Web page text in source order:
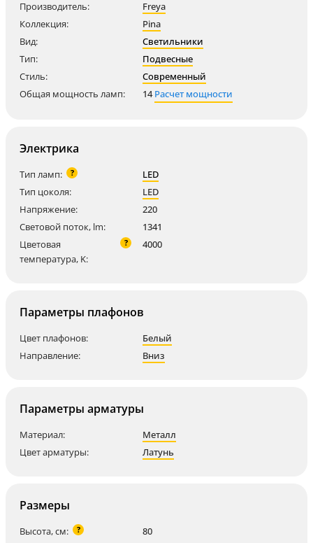
Производитель:
Freya
Коллекция:
Pina
Вид:
Светильники
Тип:
Подвесные
Стиль:
Современный
Общая мощность ламп:
14Расчет мощности
Электрика
Тип ламп: ?
LED
Тип цоколя:
LED
Напряжение:
220
Световой поток, lm:
1341
Цветовая
температура, K:
? 4000
Параметры плафонов
Цвет плафонов:
Белый
Направление:
Вниз
Параметры арматуры
Материал:
Металл
Цвет арматуры:
Латунь
Размеры
Высота, см: ?
80